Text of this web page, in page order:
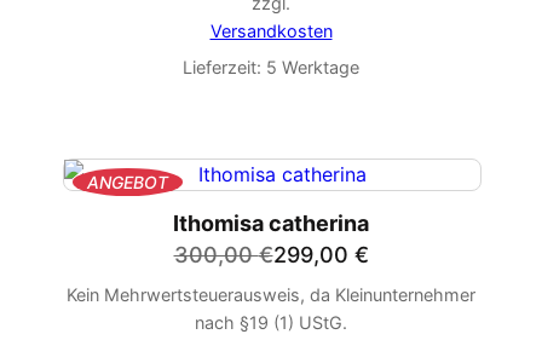
Versandkosten
Lieferzeit: 5 Werktage
ANGEBOTPRODUKT
ANGEBOT
Ithomisa catherina
300,00€Ursprünglicher
Preis
war:
299,00 €
Aktueller
Preis
ist:
Kein Mehrwertsteuerausweis, da Kleinunternehmer
nach §19 (1) UStG.